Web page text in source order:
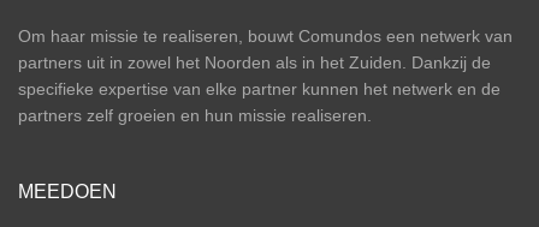
Om haar missie te realiseren, bouwt Comundos een netwerk van
partners uit in zowel het Noorden als in het Zuiden. Dankzij de
specifieke expertise van elke partner kunnen het netwerk en de
partners zelf groeien en hun missie realiseren.
MEEDOEN